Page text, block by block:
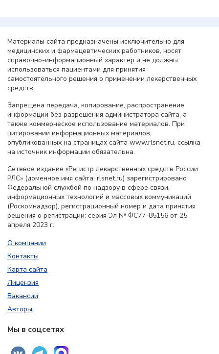
Материалы сайта предназначены исключительно для
медицинских и фармацевтических работников, носят
справочно-информационный характер и не должны
использоваться пациентами для принятия
самостоятельного решения о применении лекарственных
средств.
Запрещена передача, копирование, распространение
информации без разрешения администратора сайта, а
также коммерческое использование материалов. При
цитировании информационных материалов,
опубликованных на страницах сайта www.rlsnet.ru, ссылка
на источник информации обязательна.
Сетевое издание «Регистр лекарственных средств России
РЛС» (доменное имя сайта: rlsnet.ru) зарегистрировано
Федеральной службой по надзору в сфере связи,
информационных технологий и массовых коммуникаций
(Роскомнадзор), регистрационный номер и дата принятия
решения о регистрации: серия Эл № ФС77-85156 от 25
апреля 2023 г.
О компании
Контакты
Карта сайта
Лицензия
Вакансии
Авторы
Мы в соцсетях